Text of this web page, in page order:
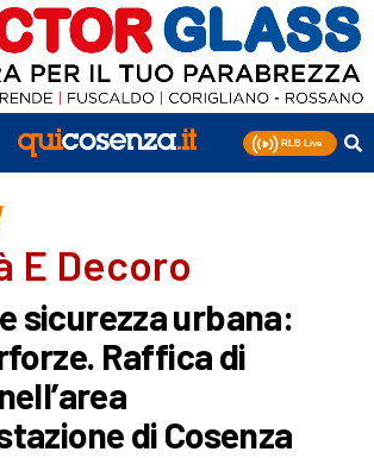
E Decoro
sicurezza urbana:
Raffica di
di Cosenza